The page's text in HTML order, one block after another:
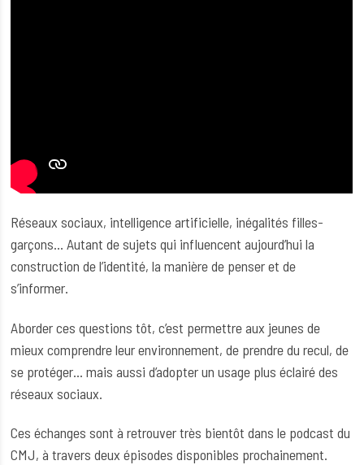
Réseaux sociaux, intelligence artificielle, inégalités filles-
garçons… Autant de sujets qui influencent aujourd’hui la
construction de l’identité, la manière de penser et de
s’informer.
Aborder ces questions tôt, c’est permettre aux jeunes de
mieux comprendre leur environnement, de prendre du recul, de
se protéger… mais aussi d’adopter un usage plus éclairé des
réseaux sociaux.
Ces échanges sont à retrouver très bientôt dans le podcast du
CMJ, à travers deux épisodes disponibles prochainement.